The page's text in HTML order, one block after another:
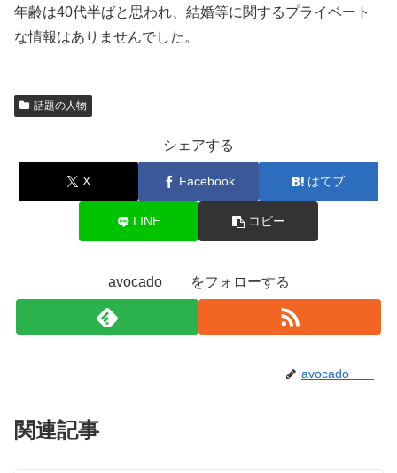
年齢は40代半ばと思われ、結婚等に関するプライベート
な情報はありませんでした。
話題の人物
シェアする
X Facebook はてブ
LINE コピー
avocado をフォローする
avocado
関連記事